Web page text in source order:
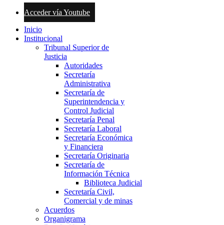
Acceder vía Youtube
Inicio
Institucional
Tribunal Superior de
Justicia
Autoridades
Secretaría
Administrativa
Secretaría de
Superintendencia y
Control Judicial
Secretaría Penal
Secretaría Laboral
Secretaría Económica
y Financiera
Secretaría Originaria
Secretaría de
Información Técnica
Biblioteca Judicial
Secretaría Civil,
Comercial y de minas
Acuerdos
Organigrama